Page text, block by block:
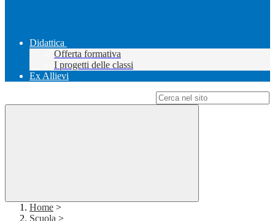
Didattica
Offerta formativa
I progetti delle classi
Ex Allievi
Home >
Scuola >